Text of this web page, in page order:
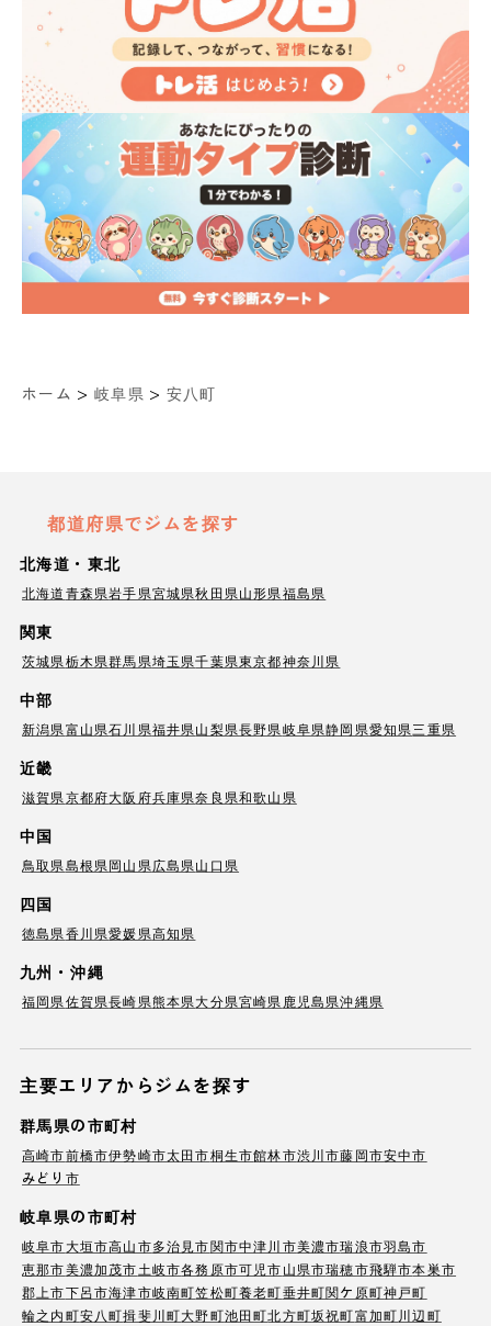
ホーム > 岐阜県 > 安八町
都道府県でジムを探す
北海道・東北
北海道青森県岩手県宮城県秋田県山形県福島県
関東
茨城県栃木県群馬県埼玉県千葉県東京都神奈川県
中部
新潟県富山県石川県福井県山梨県長野県岐阜県静岡県愛知県三重県
近畿
滋賀県京都府大阪府兵庫県奈良県和歌山県
中国
鳥取県島根県岡山県広島県山口県
四国
徳島県香川県愛媛県高知県
九州・沖縄
福岡県佐賀県長崎県熊本県大分県宮崎県 鹿児島県沖縄県
主要エリアからジムを探す
群馬県の市町村
高崎市前橋市伊勢崎市太田市桐生市館林市渋川市藤岡市安中市
みどり市
岐阜県の市町村
岐阜市大垣市高山市多治見市関市中津川市美濃市瑞浪市羽島市
恵那市美濃加茂市土岐市各務原市可児市山県市瑞穂市飛騨市本巣市
郡上市下呂市海津市岐南町笠松町養老町垂井町関ケ原町神戸町
輪之内町安八町揖斐川町大野町池田町北方町坂祝町富加町川辺町